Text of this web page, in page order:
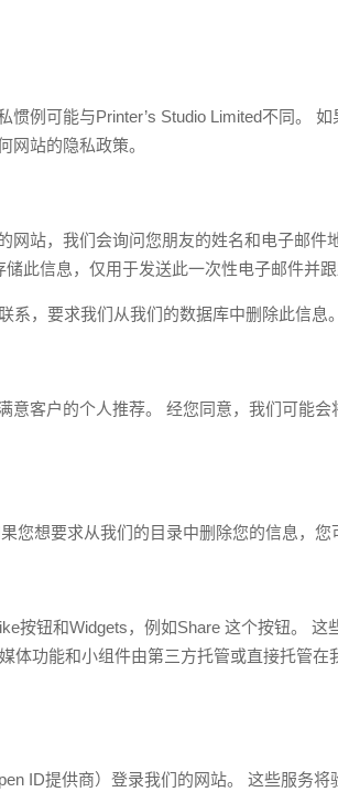
例可能与Printer’s Studio Limited不同。
网站的隐私政策。
网站，我们会询问您朋友的姓名和电子邮
此信息，仅用于发送此一次性电子邮件并
系，要求我们从我们的数据库中删除此信息。
意客户的个人推荐。 经您同意，我们可能
您想要求从我们的目录中删除您的信息，您
按钮和Widgets，例如Share 这个按钮。
体功能和小组件由第三方托管或直接托管
ID提供商）登录我们的网站。 这些服务